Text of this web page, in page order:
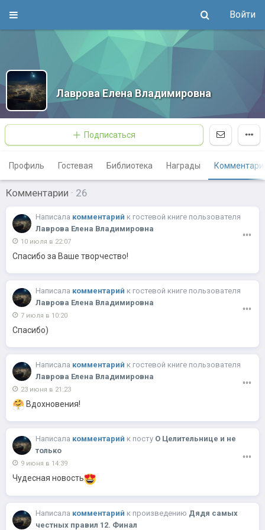
Войти
Лаврова Елена Владимировна
Подписаться
Профиль Гостевая Библиотека Награды
Комментарии · 26
Написалa комментарий к гостевой книге пользователя
Лаврова Елена Владимировна
10 июля в 22:07
Спасибо за Ваше творчество!
Написалa комментарий к гостевой книге пользователя
Лаврова Елена Владимировна
7 июля в 10:20
Спасибо)
Написалa комментарий к гостевой книге пользователя
Лаврова Елена Владимировна
23 июня в 21:23
Вдохновения!
Написалa комментарий к посту О Целительнице и не
только
9 июня в 14:39
Чудесная новость
Написалa комментарий к произведению Дядя самых
честных правил 12. Финал